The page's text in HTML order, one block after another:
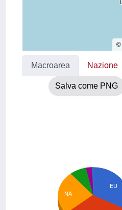
©
Macroarea Nazione
Salva come PNG
EU
NA